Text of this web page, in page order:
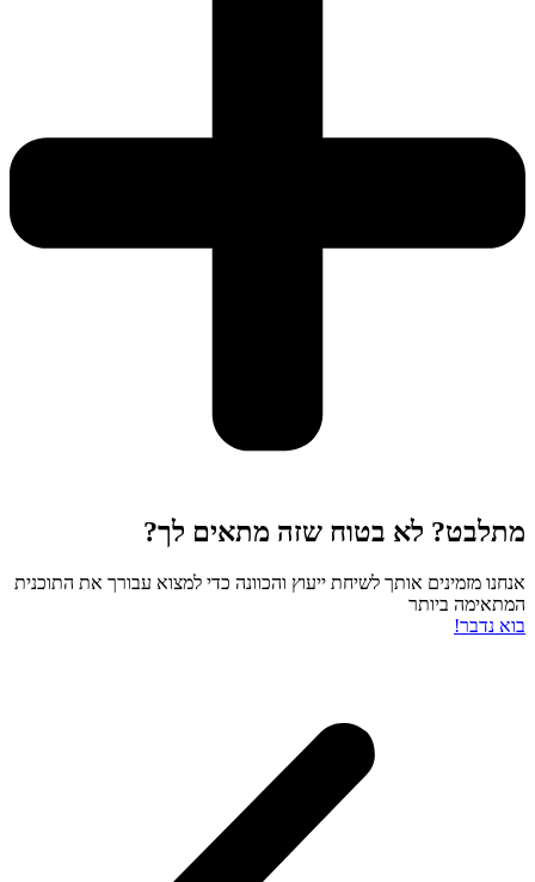
מתלבט? לא בטוח שזה מתאים לך?
אנחנו מזמינים אותך לשיחת ייעוץ והכוונה כדי למצוא עבורך את התוכנית
המתאימה ביותר
בוא נדבר!